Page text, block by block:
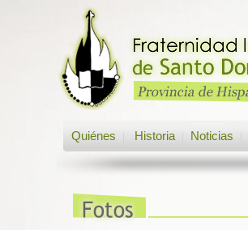
Quiénes Historia Noticias